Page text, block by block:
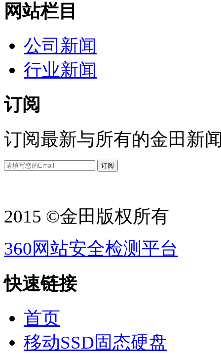
网站栏目
公司新闻
行业新闻
订阅
订阅最新与所有的金田新
2015 ©金田版权所有
360网站安全检测平台
快速链接
首页
移动SSD固态硬盘